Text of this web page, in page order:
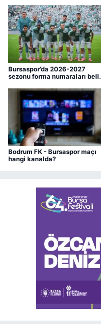
Bursaspor’da 2026-2027
sezonu forma numaraları belli
Bodrum FK - Bursaspor maçı
hangi kanalda?